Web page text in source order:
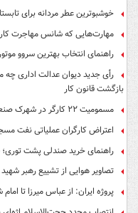
خوشبوترین عطر مردانه برای
مهارت‌هایی که شانس مهاجرت کاری
راهنمای انتخاب بهترین سروو
رأی جدید دیوان عدالت اداری چه
بازگشت قانون کار
مسمومیت ۲۲ کارگر در شهرک صنعتی سعیدآباد گلپایگان بر اثر نشت گاز کلر
اعتراض کارگران عملیاتی نفت
راهنمای خرید صندلی پشت توری؛
تصاویر هوایی از تشییع رهبر
پروژه ایران: از عباس میرزا تا